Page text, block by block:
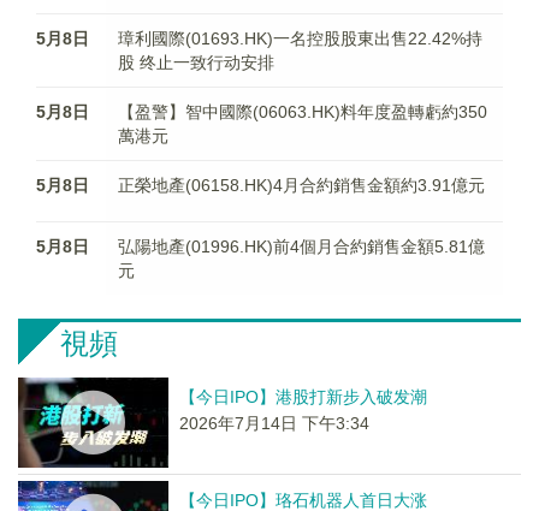
5月8日
璋利國際(01693.HK)一名控股股東出售22.42%持
股 终止一致行动安排
5月8日
【盈警】智中國際(06063.HK)料年度盈轉虧約350
萬港元
5月8日 正榮地產(06158.HK)4月合約銷售金額約3.91億元
5月8日
弘陽地產(01996.HK)前4個月合約銷售金額5.81億
元
視頻
【今日IPO】港股打新步入破发潮
2026年7月14日 下午3:34
【今日IPO】珞石机器人首日大涨